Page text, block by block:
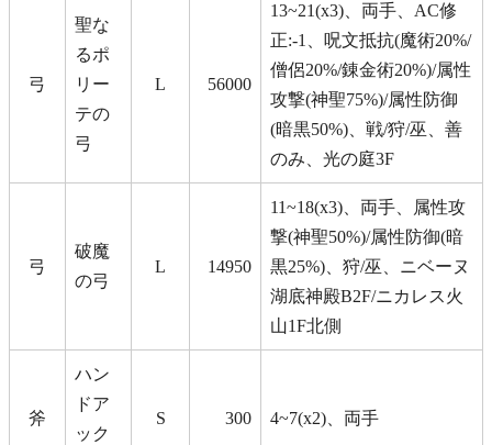
弓
聖な
るポ
リー
テの
弓
L 56000
13~21(x3)、両手、AC修
正:-1、呪文抵抗(魔術20%/
僧侶20%/錬金術20%)/属性
攻撃(神聖75%)/属性防御
(暗黒50%)、戦/狩/巫、善
のみ、光の庭3F
弓
破魔
の弓
L 14950
11~18(x3)、両手、属性攻
撃(神聖50%)/属性防御(暗
黒25%)、狩/巫、ニベーヌ
湖底神殿B2F/ニカレス火
山1F北側
斧
ハン
ドア
ック
S 300 4~7(x2)、両手